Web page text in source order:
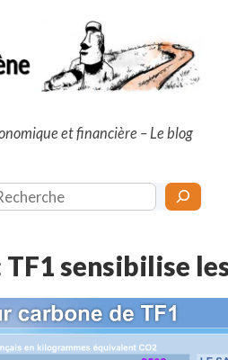
et financière – Le blog
sensibilise